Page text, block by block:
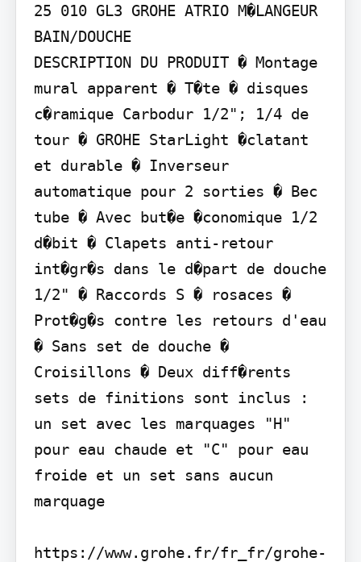
25 010 GL3 GROHE ATRIO M�LANGEUR
BAIN/DOUCHE
DESCRIPTION DU PRODUIT � Montage
mural apparent � T�te � disques
c�ramique Carbodur 1/2"; 1/4 de
tour � GROHE StarLight �clatant
et durable � Inverseur
automatique pour 2 sorties � Bec
tube � Avec but�e �conomique 1/2
d�bit � Clapets anti-retour
int�gr�s dans le d�part de douche
1/2" � Raccords S � rosaces �
Prot�g�s contre les retours d'eau
� Sans set de douche �
Croisillons � Deux diff�rents
sets de finitions sont inclus :
un set avec les marquages "H"
pour eau chaude et "C" pour eau
froide et un set sans aucun
marquage
https://www.grohe.fr/fr_fr/grohe-